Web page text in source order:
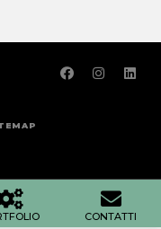
CONTATTI